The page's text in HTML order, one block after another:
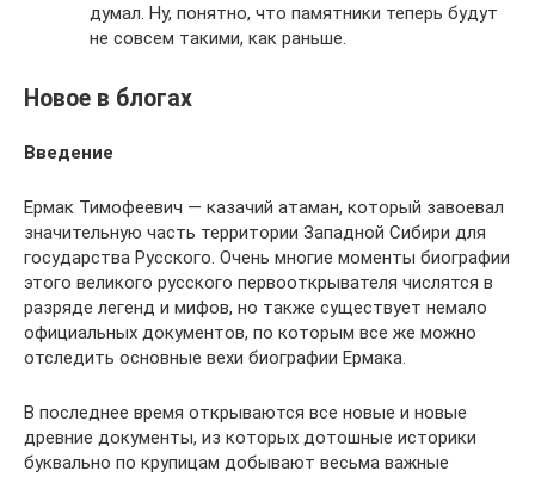
думал. Ну, понятно, что памятники теперь будут
не совсем такими, как раньше.
Новое в блогах
Введение
Ермак Тимофеевич — казачий атаман, который завоевал
значительную часть территории Западной Сибири для
государства Русского. Очень многие моменты биографии
этого великого русского первооткрывателя числятся в
разряде легенд и мифов, но также существует немало
официальных документов, по которым все же можно
отследить основные вехи биографии Ермака.
В последнее время открываются все новые и новые
древние документы, из которых дотошные историки
буквально по крупицам добывают весьма важные